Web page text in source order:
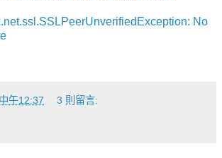
No
中午12:37 3 則留言: